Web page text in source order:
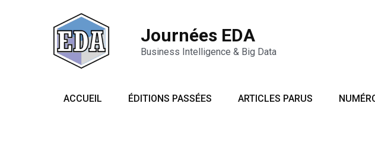
Journées EDA
Business Intelligence & Big Data
ACCUEIL ÉDITIONS PASSÉES ARTICLES PARUS